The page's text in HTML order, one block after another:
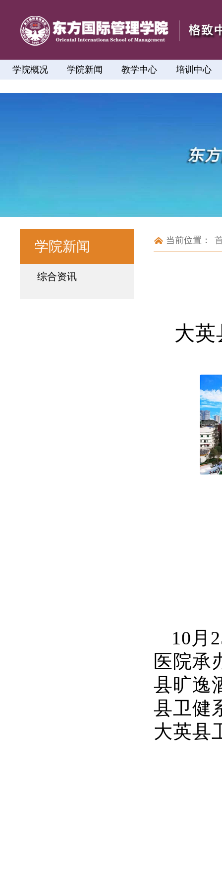
学院概况 学院新闻 教学中心 培训中心
学院新闻
综合资讯
当前位置：
大英
10月
医院承
县旷逸
县卫健
大英县